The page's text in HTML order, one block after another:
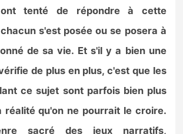
jeux Switch 2
ont tenté de répondre à cette
s'est posée ou se posera à
de sa vie. Et s'il y a bien une
de plus en plus, c'est que les
ce sujet sont parfois bien plus
réalité qu'on ne pourrait le croire.
sacré des jeux narratifs,